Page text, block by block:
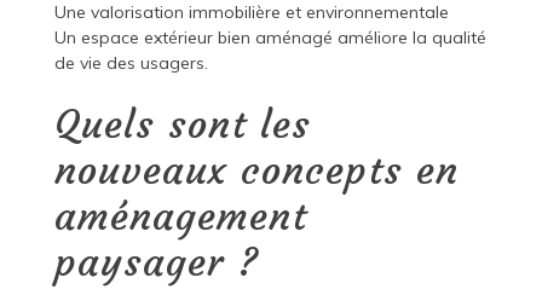
Une valorisation immobilière et environnementale
Un espace extérieur bien aménagé améliore la qualité
de vie des usagers.
Quels sont les
nouveaux concepts en
aménagement
paysager ?